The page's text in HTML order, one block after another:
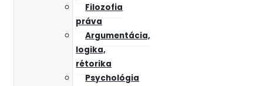
Filozofia
práva
Argumentácia,
logika,
rétorika
Psychológia